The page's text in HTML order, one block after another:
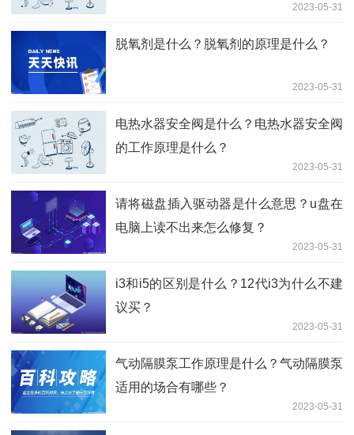
2023-05-31
脱氧剂是什么？脱氧剂的原理是什么？
2023-05-31
电热水器安全阀是什么？电热水器安全阀
的工作原理是什么？
2023-05-31
请将磁盘插入驱动器是什么意思？u盘在
电脑上读不出来怎么修复？
2023-05-31
i3和i5的区别是什么？12代i3为什么不建
议买？
2023-05-31
气动隔膜泵工作原理是什么？气动隔膜泵
适用的场合有哪些？
2023-05-31